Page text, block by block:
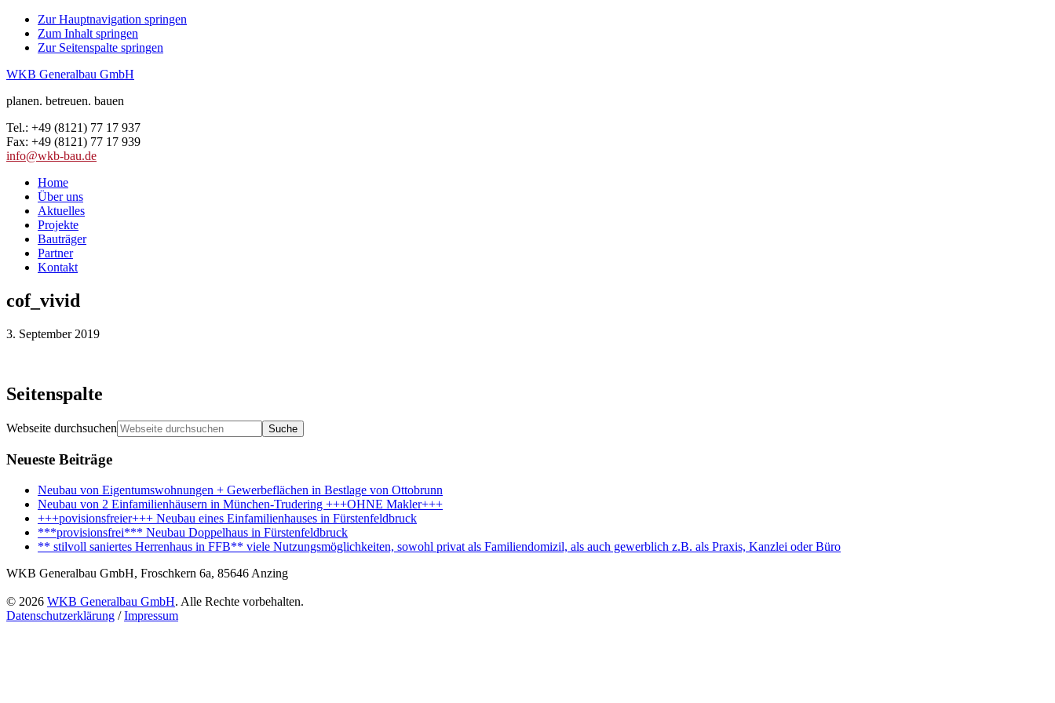
Zur Hauptnavigation springen
Zum Inhalt springen
Zur Seitenspalte springen
WKB Generalbau GmbH
planen. betreuen. bauen
Tel.: +49 (8121) 77 17 937
Fax: +49 (8121) 77 17 939
info@wkb-bau.de
Home
Über uns
Aktuelles
Projekte
Bauträger
Partner
Kontakt
cof_vivid
3. September 2019
Seitenspalte
Webseite durchsuchen
Neueste Beiträge
Neubau von Eigentumswohnungen + Gewerbeflächen in Bestlage von Ottobrunn
Neubau von 2 Einfamilienhäusern in München-Trudering +++OHNE Makler+++
+++povisionsfreier+++ Neubau eines Einfamilienhauses in Fürstenfeldbruck
***provisionsfrei*** Neubau Doppelhaus in Fürstenfeldbruck
** stilvoll saniertes Herrenhaus in FFB** viele Nutzungsmöglichkeiten, sowohl privat als Familiendomizil, als auch gewerblich z.B. als Praxis, Kanzlei oder Büro
WKB Generalbau GmbH, Froschkern 6a, 85646 Anzing
© 2026 WKB Generalbau GmbH. Alle Rechte vorbehalten.
Datenschutzerklärung /Impressum